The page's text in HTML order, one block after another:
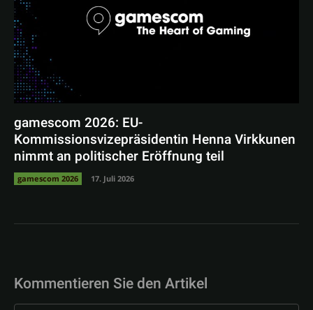
gamescom 2026: EU-
Kommissionsvizepräsidentin Henna Virkkunen
nimmt an politischer Eröffnung teil
gamescom 2026 17. Juli 2026
Kommentieren Sie den Artikel